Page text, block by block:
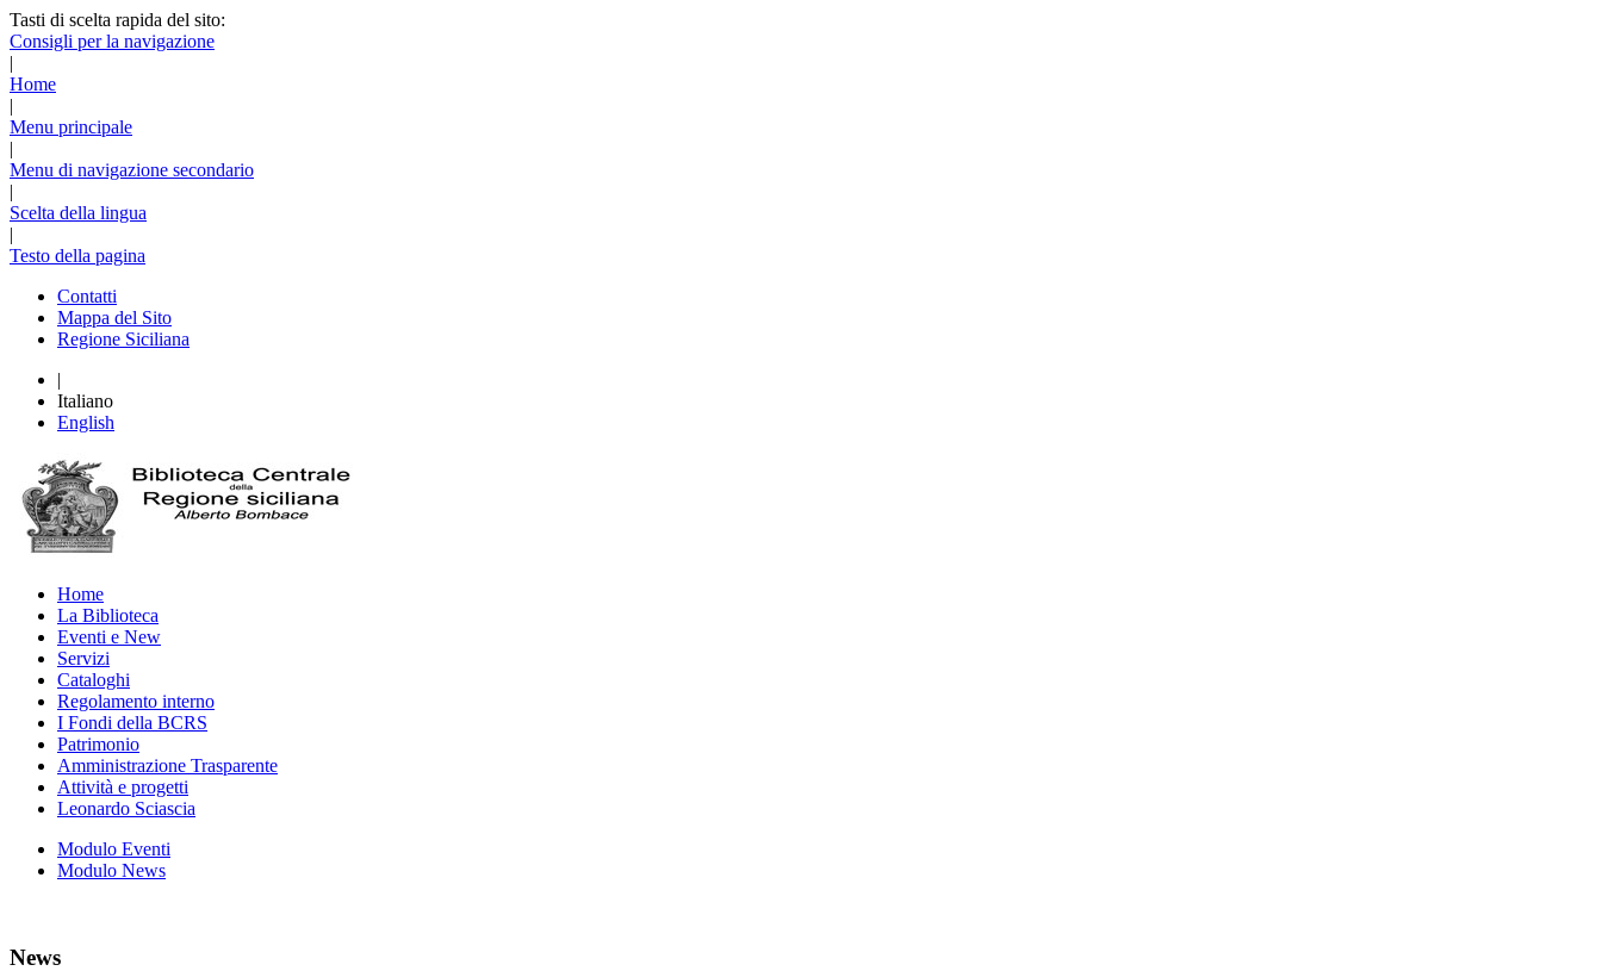
Tasti di scelta rapida del sito:
Consigli per la navigazione
|
Home
|
Menu principale
|
Menu di navigazione secondario
|
Scelta della lingua
|
Testo della pagina
Contatti
Mappa del Sito
Regione Siciliana
|
Italiano
English
Home
La Biblioteca
Eventi e New
Servizi
Cataloghi
Regolamento interno
I Fondi della BCRS
Patrimonio
Amministrazione Trasparente
Attività e progetti
Leonardo Sciascia
Modulo Eventi
Modulo News
News